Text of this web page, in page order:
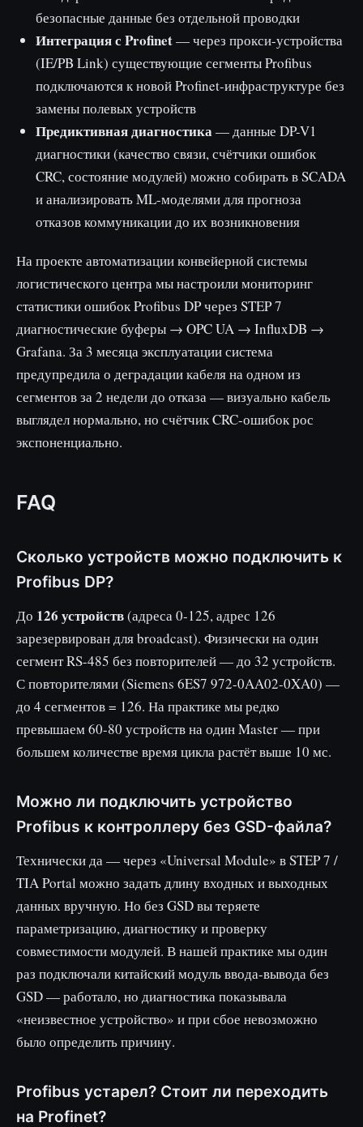
безопасные данные без отдельной проводки
Интеграция с Profinet— через прокси-устройства
(IE/PB Link) существующие сегменты Profibus
подключаются к новой Profinet-инфраструктуре без
замены полевых устройств
Предиктивная диагностика— данные DP-V1
диагностики (качество связи, счётчики ошибок
CRC, состояние модулей) можно собирать в SCADA
и анализировать ML-моделями для прогноза
отказов коммуникации до их возникновения
На проекте автоматизации конвейерной системы
логистического центра мы настроили мониторинг
статистики ошибок Profibus DP через STEP 7
диагностические буферы → OPC UA → InfluxDB →
Grafana. За 3 месяца эксплуатации система
предупредила о деградации кабеля на одном из
сегментов за 2 недели до отказа — визуально кабель
выглядел нормально, но счётчик CRC-ошибок рос
экспоненциально.
FAQ
Сколько устройств можно подключить к
Profibus DP?
До 126 устройств(адреса 0-125, адрес 126
зарезервирован для broadcast). Физически на один
сегмент RS-485 без повторителей — до 32 устройств.
С повторителями (Siemens 6ES7 972-0AA02-0XA0) —
до 4 сегментов = 126. На практике мы редко
превышаем 60-80 устройств на один Master — при
большем количестве время цикла растёт выше 10 мс.
Можно ли подключить устройство
Profibus к контроллеру без GSD-файла?
Технически да — через «Universal Module» в STEP 7 /
TIA Portal можно задать длину входных и выходных
данных вручную. Но без GSD вы теряете
параметризацию, диагностику и проверку
совместимости модулей. В нашей практике мы один
раз подключали китайский модуль ввода-вывода без
GSD — работало, но диагностика показывала
«неизвестное устройство» и при сбое невозможно
было определить причину.
Profibus устарел? Стоит ли переходить
на Profinet?